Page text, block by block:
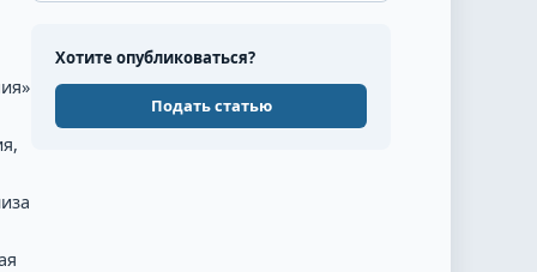
Хотите опубликоваться?
Подать статью